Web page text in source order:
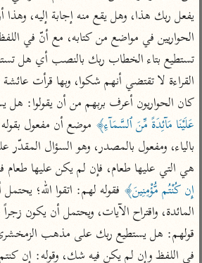
منتقاة
تفسير ابن القيم
تفسير ابن تيمية
عامّة
تفسير السمعاني
تفسير مكّي
محاسن التأويل
للقاسمي
تفسير الثعالبي
أخرى
أضواء البيان
نظم الدرر للبقاعي
لغة وبلاغة
التحرير والتنوير
المحرر الوجيز لابن
عطية
البحر المحيط لأبي
حيان
البسيط للواحدي
كان الحواريون أعرف بربهم من أن يقولوا: هل
عَلَيْنَا مَآئِدَةً مِّنَ ٱلسَّمَآءِ﴾
هي التي عليها طعام، فإن لم يكن عليها
إِن كُنْتُم مُّؤْمِنِينَ﴾